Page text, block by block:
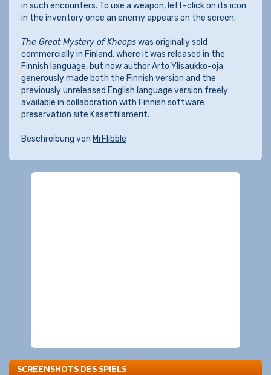
in such encounters. To use a weapon, left-click on its icon
in the inventory once an enemy appears on the screen.
The Great Mystery of Kheopswas originally sold
commercially in Finland, where it was released in the
Finnish language, but now author Arto Ylisaukko-oja
generously made both the Finnish version and the
previously unreleased English language version freely
available in collaboration with Finnish software
preservation site Kasettilamerit.
Beschreibung von MrFlibble
SCREENSHOTS DES SPIELS